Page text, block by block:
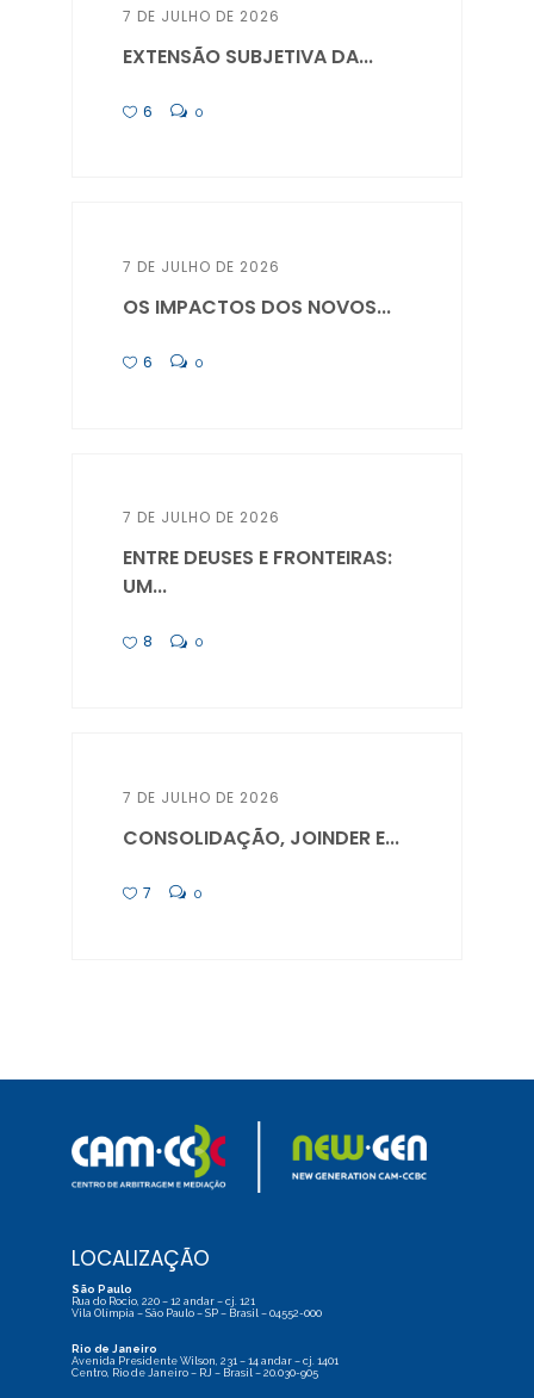
7 DE JULHO DE 2026
EXTENSÃO SUBJETIVA DA...
6 0
7 DE JULHO DE 2026
OS IMPACTOS DOS NOVOS...
6 0
7 DE JULHO DE 2026
ENTRE DEUSES E FRONTEIRAS:
UM...
8 0
7 DE JULHO DE 2026
CONSOLIDAÇÃO, JOINDER E...
7 0
LOCALIZAÇÃO
São Paulo
Rua do Rocio, 220 – 12 andar – cj. 121
Vila Olímpia – São Paulo – SP – Brasil – 04552-000
Rio de Janeiro
Avenida Presidente Wilson, 231 – 14 andar – cj. 1401
Centro, Rio de Janeiro – RJ – Brasil – 20.030-905